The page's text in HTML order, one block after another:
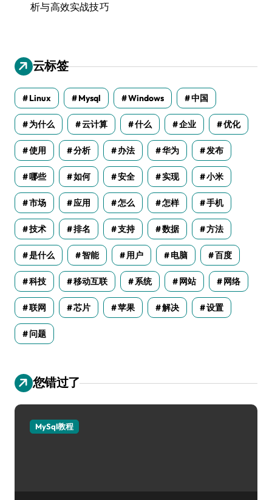
析与高效实战技巧
云标签
Linux Mysql Windows 中国
为什么 云计算 什么 企业 优化
使用 分析 办法 华为 发布
哪些 如何 安全 实现 小米
市场 应用 怎么 怎样 手机
技术 排名 支持 数据 方法
是什么 智能 用户 电脑 百度
科技 移动互联 系统 网站 网络
联网 芯片 苹果 解决 设置
问题
您错过了
MySql教程